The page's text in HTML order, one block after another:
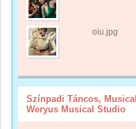
oiu.jpg
Színpadi Táncos,
Weryus Musical Studio